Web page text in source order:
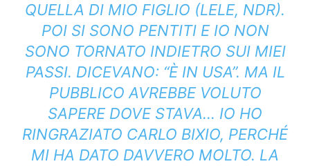
QUELLA DI MIO FIGLIO (LELE, NDR).
POI SI SONO PENTITI E IO NON
SONO TORNATO INDIETRO SUI MIEI
PASSI. DICEVANO: “È IN USA”. MA IL
PUBBLICO AVREBBE VOLUTO
SAPERE DOVE STAVA… IO HO
RINGRAZIATO CARLO BIXIO, PERCHÉ
MI HA DATO DAVVERO MOLTO. LA